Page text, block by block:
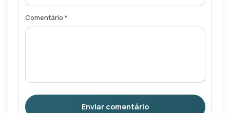
Comentário *
Enviar comentário